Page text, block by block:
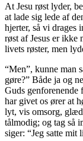
At Jesu røst lyder,
at lade sig lede af
hjerter, så vi drages
røst af Jesus er ikke
livets røster, men
“Men”, kunne man
gøre?” Både ja og
Guds genforenende
har givet os ører at
lyt, vis omsorg,
tålmodig; og tag så
siger: “Jeg satte